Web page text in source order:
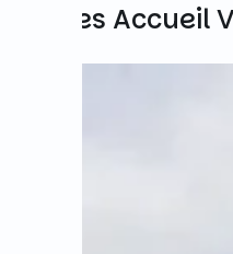
Autres Accueil